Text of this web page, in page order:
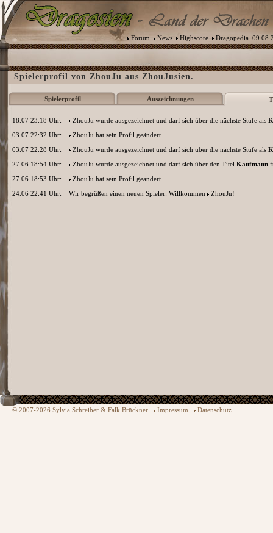
Forum News Highscore Dragopedia
Spielerprofil von ZhouJu aus ZhouJusien.
Spielerprofil Auszeichnungen
18.07 23:18 Uhr: ZhouJu wurde ausgezeichnet und darf sich über die nächste Stufe als
03.07 22:32 Uhr:
ZhouJu hat sein Profil geändert.
03.07 22:28 Uhr:
ZhouJu wurde ausgezeichnet und darf sich über die nächste Stufe als
27.06 18:54 Uhr:
ZhouJu wurde ausgezeichnet und darf sich über den Titel Kaufmann
27.06 18:53 Uhr:
ZhouJu hat sein Profil geändert.
24.06 22:41 Uhr:
Wir begrüßen einen neuen Spieler: Willkommen ZhouJu!
© 2007-2026 Sylvia Schreiber & Falk Brückner Impressum Datenschutz